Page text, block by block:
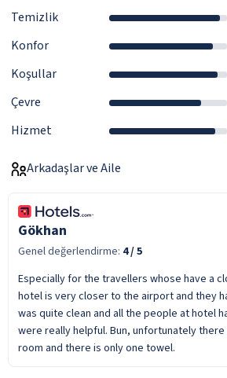
Temizlik
Konfor
Koşullar
Çevre
Hizmet
Arkadaşlar ve Aile
Gökhan
Genel değerlendirme: 4/ 5
Especially for the travellers whose have a
hotel is very closer to the airport and they
was quite clean and all the people at hotel
were really helpful. Bun, unfortunately
room and there is only one towel.